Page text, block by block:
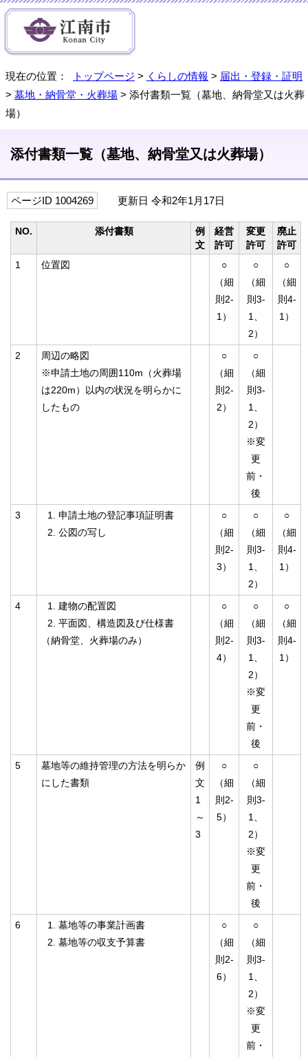
現在の位置： トップページ > くらしの情報 > 届出・登録・証明
> 墓地・納骨堂・火葬場 > 添付書類一覧（墓地、納骨堂又は火葬
場）
添付書類一覧（墓地、納骨堂又は火葬場）
ページID 1004269 更新日 令和2年1月17日
NO. 添付書類
例
文
経営
許可
変更
許可
廃止
許可
1
位置図
○
（細
則2-
1）
○
（細
則3-
1、
2）
○
（細
則4-
1）
2
周辺の略図
※申請土地の周囲110m（火葬場
は220m）以内の状況を明らかに
したもの
○
（細
則2-
2）
○
（細
則3-
1、
2）
※変
更
前・
後
3
申請土地の登記事項証明書
公図の写し
○
（細
則2-
3）
○
（細
則3-
1、
2）
○
（細
則4-
1）
4
建物の配置図
平面図、構造図及び仕様書
（納骨堂、火葬場のみ）
○
（細
則2-
4）
○
（細
則3-
1、
2）
※変
更
前・
後
○
（細
則4-
1）
5
墓地等の維持管理の方法を明らか
にした書類
例
文
1
～
3
○
（細
則2-
5）
○
（細
則3-
1、
2）
※変
更
前・
後
6
墓地等の事業計画書
墓地等の収支予算書
○
（細
則2-
6）
○
（細
則3-
1、
2）
※変
更
前・